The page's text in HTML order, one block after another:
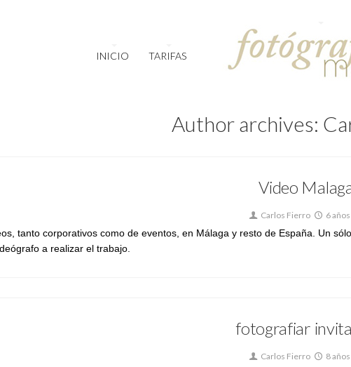
INICIO TARIFAS
Author archives:
Video
Carlos Fierro 6
tanto corporativos como de eventos, en Málaga y resto de España. Un
a realizar el trabajo.
fotografiar
Carlos Fierro 8